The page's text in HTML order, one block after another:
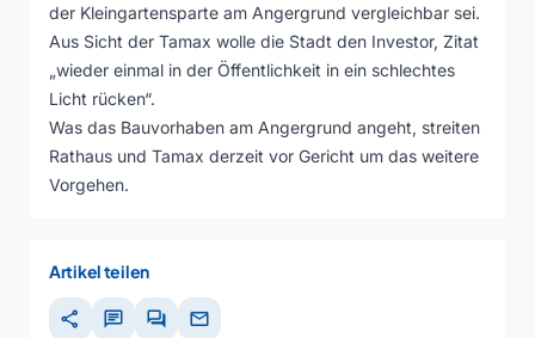
der Kleingartensparte am Angergrund vergleichbar sei.
Aus Sicht der Tamax wolle die Stadt den Investor, Zitat
„wieder einmal in der Öffentlichkeit in ein schlechtes
Licht rücken“.
Was das Bauvorhaben am Angergrund angeht, streiten
Rathaus und Tamax derzeit vor Gericht um das weitere
Vorgehen.
Artikel teilen
share chat forum mail